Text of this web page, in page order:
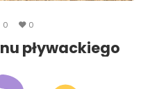
0 0
pływackiego